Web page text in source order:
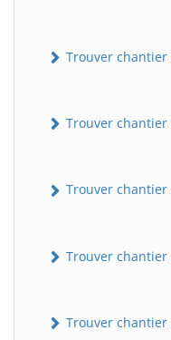
Trouver
Trouver
Trouver
Trouver chantier
Trouver